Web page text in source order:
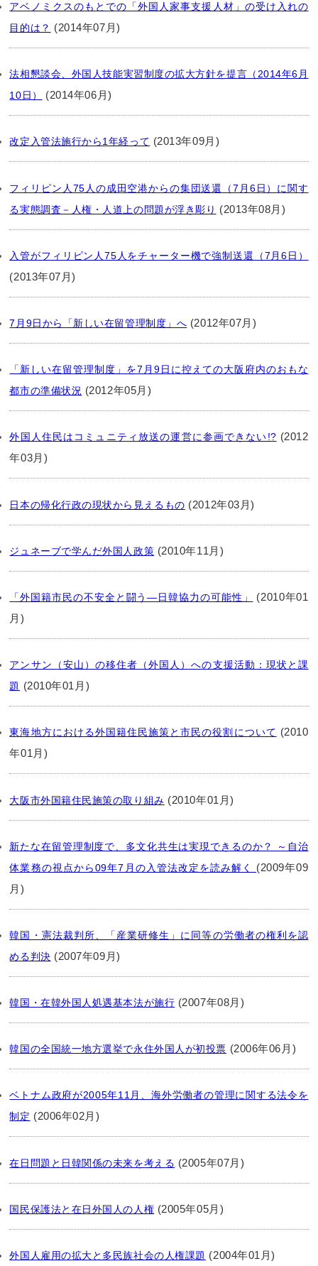
アベノミクスのもとでの「外国人家事支援人材」の受け入れの
目的は？ (2014年07月)
法相懇談会、外国人技能実習制度の拡大方針を提言（2014年6月
10日）
(2014年06月)
改定入管法施行から1年経って (2013年09月)
フィリピン人75人の成田空港からの集団送還（7月6日）に関す
る実態調査－人権・人道上の問題が浮き彫り (2013年08月)
入管がフィリピン人75人をチャーター機で強制送還（7月6日）
(2013年07月)
7月9日から「新しい在留管理制度」へ (2012年07月)
「新しい在留管理制度」を7月9日に控えての大阪府内のおもな
都市の準備状況 (2012年05月)
外国人住民はコミュニティ放送の運営に参画できない!? (2012
年03月)
日本の帰化行政の現状から見えるもの (2012年03月)
ジュネーブで学んだ外国人政策 (2010年11月)
「外国籍市民の不安全と闘う―日韓協力の可能性」
(2010年01
月)
アンサン（安山）の移住者（外国人）への支援活動：現状と課
題 (2010年01月)
東海地方における外国籍住民施策と市民の役割について (2010
年01月)
大阪市外国籍住民施策の取り組み (2010年01月)
新たな在留管理制度で、多文化共生は実現できるのか？ ～自治
体業務の視点から09年7月の入管法改定を読み解く (2009年09
月)
韓国・憲法裁判所、「産業研修生」に同等の労働者の権利を認
める判決 (2007年09月)
韓国・在韓外国人処遇基本法が施行 (2007年08月)
韓国の全国統一地方選挙で永住外国人が初投票 (2006年06月)
ベトナム政府が2005年11月、海外労働者の管理に関する法令を
制定 (2006年02月)
在日問題と日韓関係の未来を考える (2005年07月)
国民保護法と在日外国人の人権 (2005年05月)
外国人雇用の拡大と多民族社会の人権課題 (2004年01月)